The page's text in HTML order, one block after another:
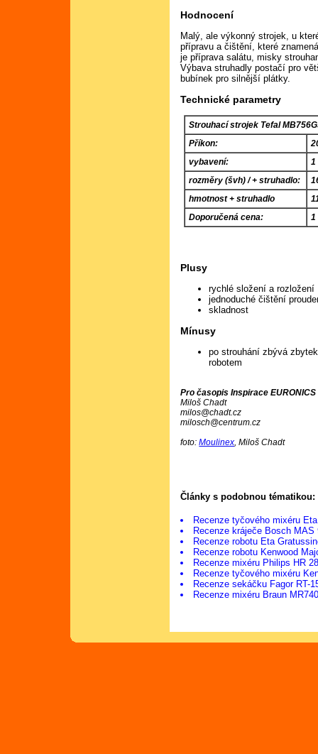
Hodnocení
Malý, ale výkonný strojek, u
přípravu a čištění, které
je příprava salátu, misky
Výbava struhadly postačí pro
bubínek pro silnější plátky.
Technické parametry
Strouhací strojek Tefal
Příkon:
vybavení:
1
rozměry (švh) / + struhadlo:
hmotnost + struhadlo
Doporučená cena:
1
Plusy
rychlé složení a rozložení
jednoduché čištění
skladnost
Mínusy
po strouhání zbývá
robotem
Pro časopis Inspirace EURONICS
Miloš Chadt
milos@chadt.cz
milosch@centrum.cz
foto:Moulinex, Miloš Chadt
Články s podobnou tématikou:
Recenze tyčového mixéru
Recenze kráječe Bosch MAS
Recenze robotu Eta
Recenze robotu Kenwood
Recenze mixéru Philips HR
Recenze tyčového mixéru
Recenze sekáčku Fagor RT-
Recenze mixéru Braun